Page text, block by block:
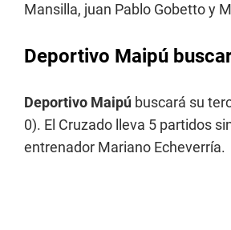
Mansilla, juan Pablo Gobetto y
Deportivo Maipú
Deportivo Maipú buscará su
0). El Cruzado lleva 5 partidos
entrenador Mariano Echeverría.